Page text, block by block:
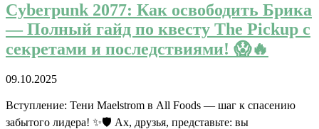
Cyberpunk 2077: Как освободить Брика
— Полный гайд по квесту The Pickup с
секретами и последствиями! 😱🔥
09.10.2025
Вступление: Тени Maelstrom в All Foods — шаг к спасению
забытого лидера! ✨🛡️ Ах, друзья, представьте: вы